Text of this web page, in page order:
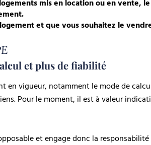
mis en location ou en vente,
et que vous souhaitez le
et plus de fiabilité
en vigueur, notamment le mode de
Pour le moment, il est à valeur
et engage donc la